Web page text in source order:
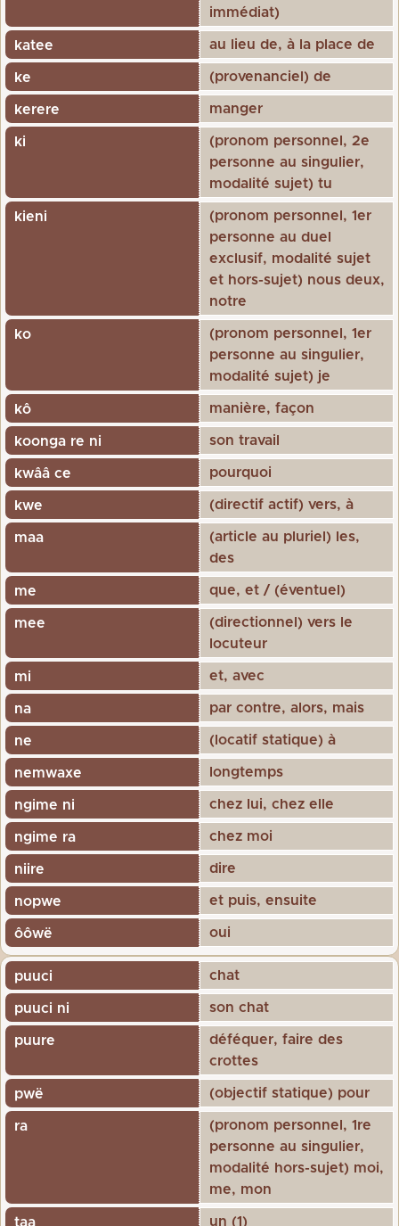
immédiat)
katee au lieu de, à la place de
ke (provenanciel) de
kerere manger
ki
(pronom personnel, 2e
personne au singulier,
modalité sujet) tu
kieni
(pronom personnel, 1er
personne au duel
exclusif, modalité sujet
et hors-sujet) nous deux,
notre
ko
(pronom personnel, 1er
personne au singulier,
modalité sujet) je
kô manière, façon
koonga re ni son travail
kwââ ce pourquoi
kwe (directif actif) vers, à
maa
(article au pluriel) les,
des
me que, et / (éventuel)
mee
(directionnel) vers le
locuteur
mi et, avec
na par contre, alors, mais
ne (locatif statique) à
nemwaxe longtemps
ngime ni chez lui, chez elle
ngime ra chez moi
niire dire
nopwe et puis, ensuite
ôôwë oui
puuci chat
puuci ni son chat
puure
déféquer, faire des
crottes
pwë (objectif statique) pour
ra
(pronom personnel, 1re
personne au singulier,
modalité hors-sujet) moi,
me, mon
taa un (1)